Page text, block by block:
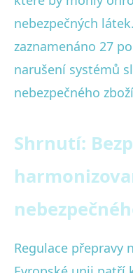
nebezpečných
zaznamenáno 27
narušení systémů
nebezpečného
Shrnutí:
Regulace přepravy